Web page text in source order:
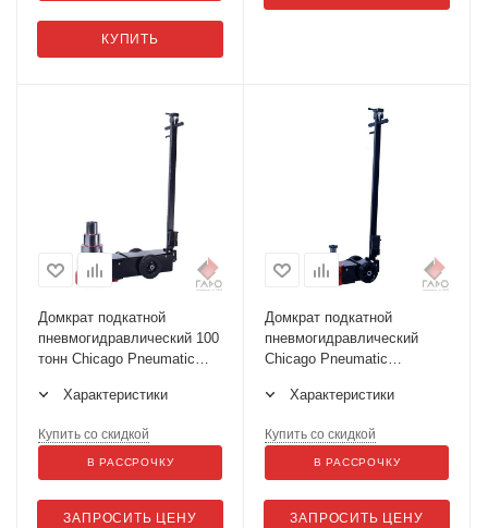
КУПИТЬ
Домкрат подкатной
пневмогидравлический 100
тонн Chicago Pneumatic
Характеристики
ЗАПРОСИТЬ ЦЕНУ
Купить со скидкой
В РАССРОЧКУ
Домкрат подкатной
пневмогидравлический
Chicago Pneumatic
Характеристики
ЗАПРОСИТЬ ЦЕНУ
Купить со скидкой
В РАССРОЧКУ